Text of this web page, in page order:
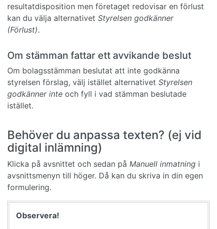
resultatdisposition men företaget redovisar en förlust
kan du välja alternativet Styrelsen godkänner
(Förlust).
Om stämman fattar ett avvikande beslut
Om bolagsstämman beslutat att inte godkänna
styrelsen förslag, välj istället alternativet Styrelsen
godkänner inte och fyll i vad stämman beslutade
istället.
Behöver du anpassa texten? (ej vid
digital inlämning)
Klicka på avsnittet och sedan på Manuell inmatning i
avsnittsmenyn till höger. Då kan du skriva in din egen
formulering.
Observera!